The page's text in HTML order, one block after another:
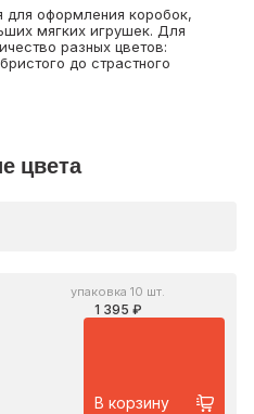
для оформления коробок,
мягких игрушек. Для
разных цветов:
до страстного
цвета
упаковка 10 шт.
1 395 ₽
В корзину